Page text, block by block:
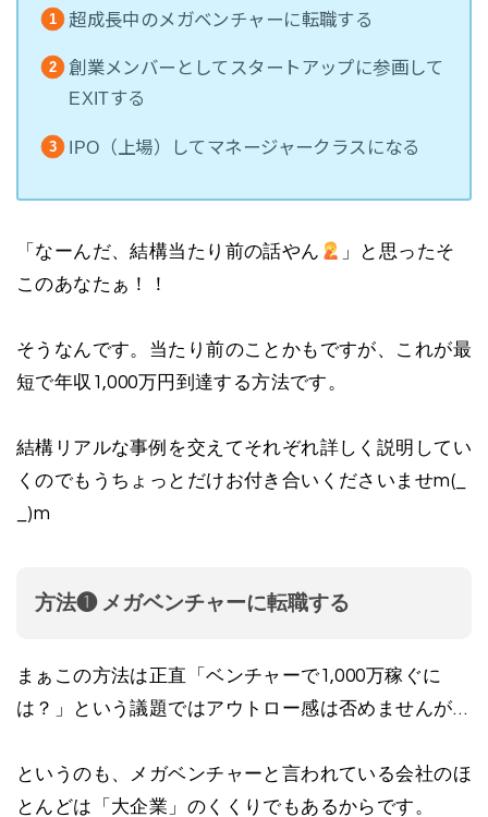
超成長中のメガベンチャーに転職する
創業メンバーとしてスタートアップに参画して
EXITする
IPO（上場）してマネージャークラスになる
「なーんだ、結構当たり前の話やん
」と思ったそ
このあなたぁ！！
そうなんです。当たり前のことかもですが、これが最
短で年収1,000万円到達する方法です。
結構リアルな事例を交えてそれぞれ詳しく説明してい
くのでもうちょっとだけお付き合いくださいませm(_
_)m
方法❶ メガベンチャーに転職する
まぁこの方法は正直「ベンチャーで1,000万稼ぐに
は？」という議題ではアウトロー感は否めませんが…
というのも、メガベンチャーと言われている会社のほ
とんどは「大企業」のくくりでもあるからです。